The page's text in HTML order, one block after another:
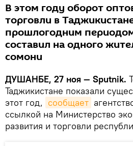
В этом году оборот
торговли в
прошлогодним
составил на одного
сомони
ДУШАНБЕ, 27 ноя — Sputnik.
Таджикистане показали
этот год, сообщает
ссылкой на Министерство
развития и торговли